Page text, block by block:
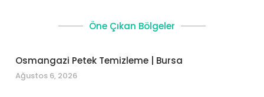
Öne Çıkan Bölgeler
Osmangazi Petek Temizleme | Bursa
Ağustos 6, 2026